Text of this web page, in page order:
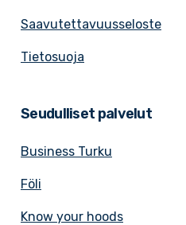
Saavutettavuusseloste
Tietosuoja
Seudulliset palvelut
Business Turku
Föli
Know your hoods